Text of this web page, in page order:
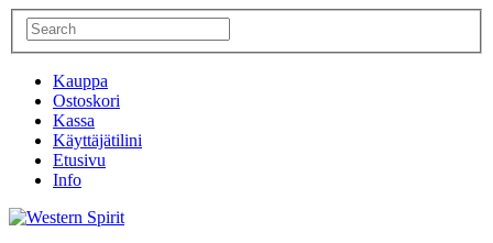
Kauppa
Ostoskori
Kassa
Käyttäjätilini
Etusivu
Info